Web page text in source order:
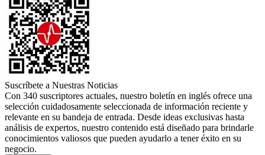
Suscríbete a Nuestras Noticias
Con 340 suscriptores actuales, nuestro boletín en inglés ofrece una
selección cuidadosamente seleccionada de información reciente y
relevante en su bandeja de entrada. Desde ideas exclusivas hasta
análisis de expertos, nuestro contenido está diseñado para brindarle
conocimientos valiosos que pueden ayudarlo a tener éxito en su
negocio.